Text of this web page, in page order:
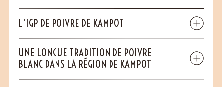
L'IGP DE POIVRE DE KAMPOT
UNE LONGUE TRADITION DE POIVRE
BLANC DANS LA RÉGION DE KAMPOT